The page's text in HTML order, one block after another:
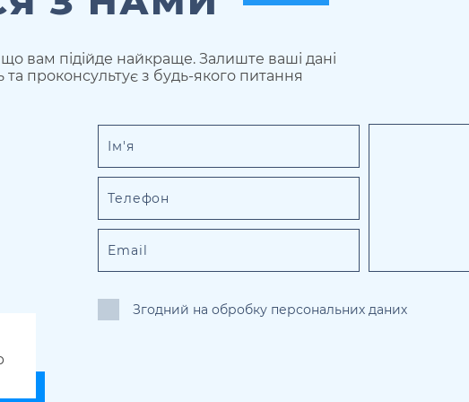
вам підійде найкраще. Залиште ваші дані
та проконсультує з будь-якого питання
Згодний на обробку персональних даних